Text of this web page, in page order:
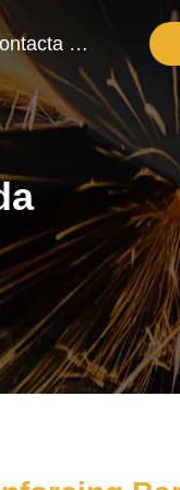
Contacta Con Nosotros